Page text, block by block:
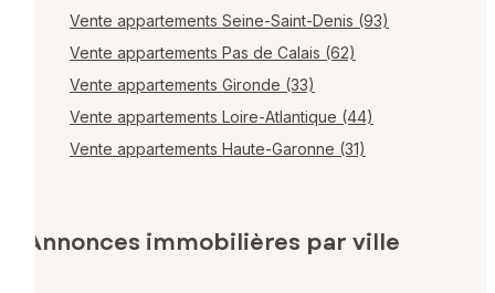
Vente appartements Seine-Saint-Denis (93)
Vente appartements Pas de Calais (62)
Vente appartements Gironde (33)
Vente appartements Loire-Atlantique (44)
Vente appartements Haute-Garonne (31)
Annonces immobilières par ville